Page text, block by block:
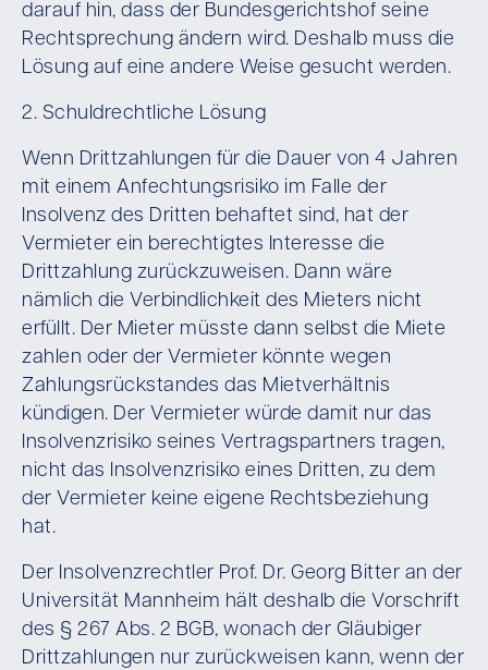
darauf hin, dass der Bundesgerichtshof seine
Rechtsprechung ändern wird. Deshalb muss die
Lösung auf eine andere Weise gesucht werden.
2. Schuldrechtliche Lösung
Wenn Drittzahlungen für die Dauer von 4 Jahren
mit einem Anfechtungsrisiko im Falle der
Insolvenz des Dritten behaftet sind, hat der
Vermieter ein berechtigtes Interesse die
Drittzahlung zurückzuweisen. Dann wäre
nämlich die Verbindlichkeit des Mieters nicht
erfüllt. Der Mieter müsste dann selbst die Miete
zahlen oder der Vermieter könnte wegen
Zahlungsrückstandes das Mietverhältnis
kündigen. Der Vermieter würde damit nur das
Insolvenzrisiko seines Vertragspartners tragen,
nicht das Insolvenzrisiko eines Dritten, zu dem
der Vermieter keine eigene Rechtsbeziehung
hat.
Der Insolvenzrechtler Prof. Dr. Georg Bitter an der
Universität Mannheim hält deshalb die Vorschrift
des § 267 Abs. 2 BGB, wonach der Gläubiger
Drittzahlungen nur zurückweisen kann, wenn der